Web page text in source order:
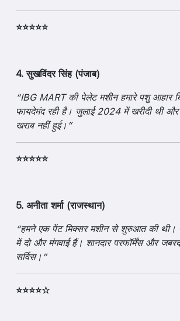
⭐⭐⭐⭐⭐
4. सुखविंदर सिंह (पंजाब)
“IBG MART की पेलेट मशीन हमारे पशु आहार
फायदेमंद रही है। जुलाई 2024 में खरीदी थी
खराब नहीं हुई।”
⭐⭐⭐⭐⭐
5. अनीता शर्मा (राजस्थान)
“हमने एक पेंट मिक्सर मशीन से शुरुआत की
में दो और मंगवाई हैं। शानदार परफॉर्मेंस और
सर्विस।”
⭐⭐⭐⭐☆